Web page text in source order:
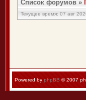
Список форумов »
Текущее время: 07 авг
Powered by phpBB © 2007